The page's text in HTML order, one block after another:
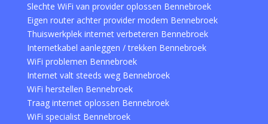
Slechte WiFi van provider oplossen Bennebroek
Eigen router achter provider modem Bennebroek
Thuiswerkplek internet verbeteren Bennebroek
Internetkabel aanleggen / trekken Bennebroek
WiFi problemen Bennebroek
Internet valt steeds weg Bennebroek
WiFi herstellen Bennebroek
Traag internet oplossen Bennebroek
WiFi specialist Bennebroek